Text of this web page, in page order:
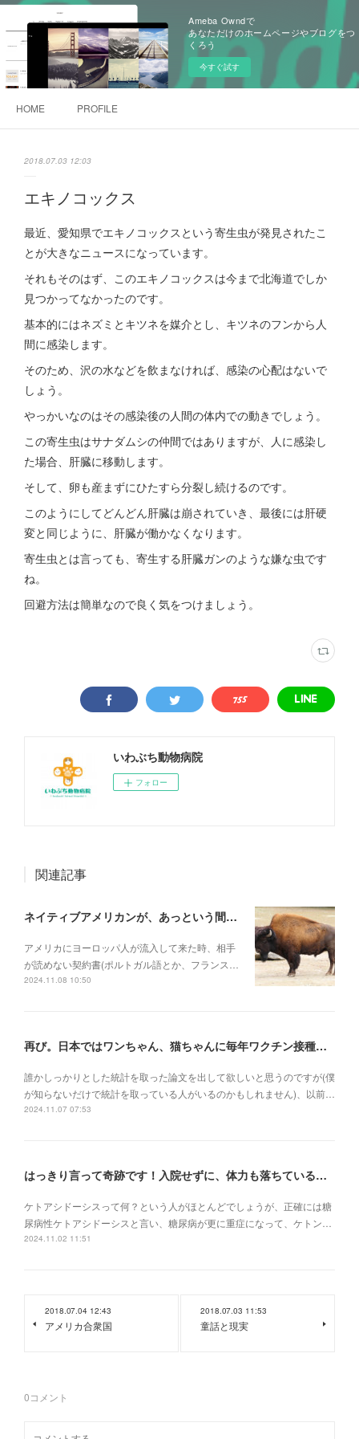
Ameba Owndで
あなただけのホームページやブログをつ
くろう
今すぐ試す
HOME PROFILE
2018.07.03 12:03
エキノコックス
最近、愛知県でエキノコックスという寄生虫が発見されたこ
とが大きなニュースになっています。
それもそのはず、このエキノコックスは今まで北海道でしか
見つかってなかったのです。
基本的にはネズミとキツネを媒介とし、キツネのフンから人
間に感染します。
そのため、沢の水などを飲まなければ、感染の心配はないで
しょう。
やっかいなのはその感染後の人間の体内での動きでしょう。
この寄生虫はサナダムシの仲間ではありますが、人に感染し
た場合、肝臓に移動します。
そして、卵も産まずにひたすら分裂し続けるのです。
このようにしてどんどん肝臓は崩されていき、最後には肝硬
変と同じように、肝臓が働かなくなります。
寄生虫とは言っても、寄生する肝臓ガンのような嫌な虫です
ね。
回避方法は簡単なので良く気をつけましょう。
いわぶち動物病院
フォロー
関連記事
ネイティブアメリカンが、あっという間に滅ぼされていった理由
アメリカにヨーロッパ人が流入して来た時、相手
が読めない契約書(ポルトガル語とか、フランス…
2024.11.08 10:50
再び。日本ではワンちゃん、猫ちゃんに毎年ワクチン接種を行うべき理由
誰かしっかりとした統計を取った論文を出して欲しいと思うのですが(僕
が知らないだけで統計を取っている人がいるのかもしれません)、以前…
2024.11.07 07:53
はっきり言って奇跡です！入院せずに、体力も落ちている状況でケトアシドーシスから復活
ケトアシドーシスって何？という人がほとんどでしょうが、正確には糖
尿病性ケトアシドーシスと言い、糖尿病が更に重症になって、ケトン…
2024.11.02 11:51
2018.07.04 12:43
アメリカ合衆国
2018.07.03 11:53
童話と現実
0コメント